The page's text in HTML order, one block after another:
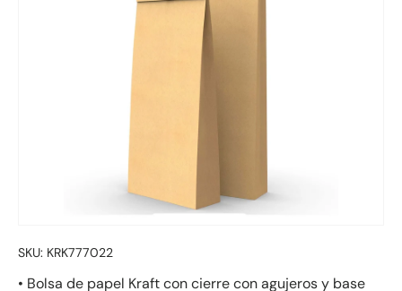
SKU: KRK777022
• Bolsa de papel Kraft con cierre con agujeros y base